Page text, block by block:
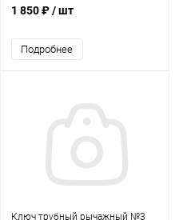
1 850 ₽/ шт
Подробнее
Ключ трубный рычажный №3